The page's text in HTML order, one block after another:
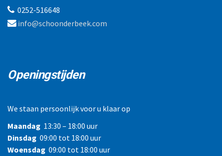
0252-516648
info@schoonderbeek.com
Openingstijden
We staan persoonlijk voor u klaar op
Maandag 13:30 – 18:00 uur
Dinsdag 09:00 tot 18:00 uur
Woensdag 09:00 tot 18:00 uur